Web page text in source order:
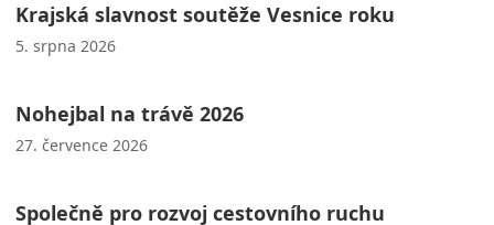
Krajská slavnost soutěže Vesnice roku
5. srpna 2026
Nohejbal na trávě 2026
27. července 2026
Společně pro rozvoj cestovního ruchu